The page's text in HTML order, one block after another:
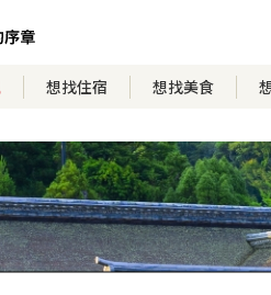
想找住宿 想找美食